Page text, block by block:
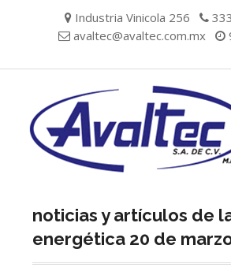
Industria Vinicola 256
avaltec@avaltec.com.mx
noticias y artículos de
energética 20 de